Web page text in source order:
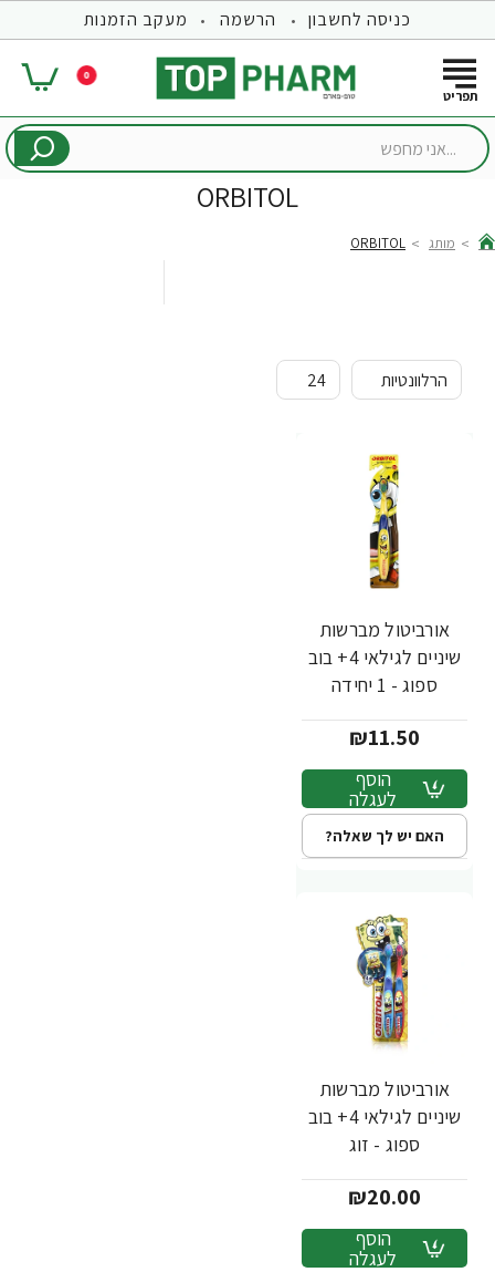
כניסה לחשבון הרשמה מעקב הזמנות
0
...אני
ORBITOL
מותג ORBITOL
אורביטול מברשות
שיניים לגילאי 4+ בוב
ספוג - 1 יחידה
₪11.50
הוסף
לעגלה
האם יש לך שאלה?
אורביטול מברשות
שיניים לגילאי 4+ בוב
ספוג - זוג
₪20.00
הוסף
לעגלה